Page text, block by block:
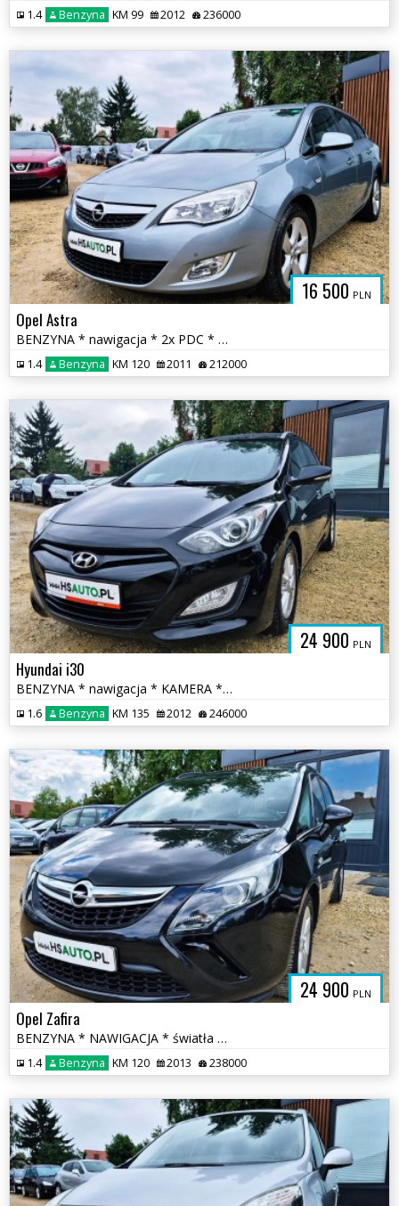
1.4 Benzyna KM 99 2012 236000
16 500 PLN
Opel Astra
BENZYNA * nawigacja * 2x PDC * super * okazja * POLECAMY
1.4 Benzyna KM 120 2011 212000
24 900 PLN
Hyundai i30
BENZYNA * nawigacja * KAMERA * super * okazja
1.6 Benzyna KM 135 2012 246000
24 900 PLN
Opel Zafira
BENZYNA * NAWIGACJA * światła LED * super * okazja * POLECAMY
1.4 Benzyna KM 120 2013 238000